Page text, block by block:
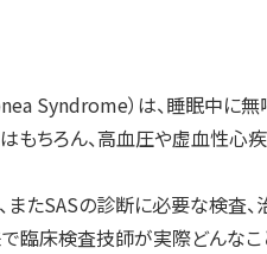
もちろん、高血圧や虚血性
たSASの診断に必要な検査
臨床検査技師が実際どんなこ